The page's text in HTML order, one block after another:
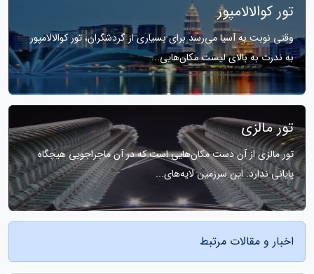
تور کوالالامپور
وقتی نوبت به آسیا می‌رسد برای بسیاری از گردشگران، تور کوالالامپور
به ندرت به بالای لیست مکان‌هایی...
تور مالزی
تور مالزی از آن دست مکان‌هایی است که در آن ماجراجویی هیچگاه
پایانی ندارد. این سرزمین لایه‌های...
اخبار و مقالات مرتبط